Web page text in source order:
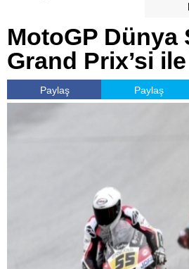
MotoGP Dünya
Grand Prix’si
Paylaş Paylaş